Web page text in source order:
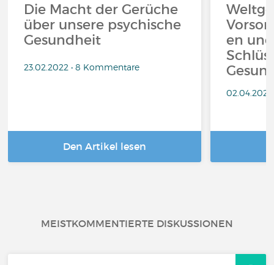
Die Macht der Gerüche
über unsere psychische
Gesundheit
23.02.2022 • 8 Kommentare
Den Artikel lesen
en
MEISTKOMMENTIERTE DISKUSSIONEN